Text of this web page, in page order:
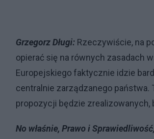
Grzegorz Długi: Rzeczywiście, na
opierać się na równych zasadach
Europejskiego faktycznie idzie
centralnie zarządzanego państwa.
propozycji będzie zrealizowanych,
No właśnie, Prawo i